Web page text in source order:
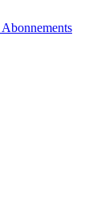
Abonnements